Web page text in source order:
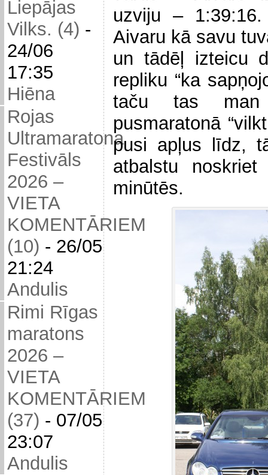
Liepājas
Vilks. (4) -
24/06
17:35
Hiēna
Rojas
Ultramaratona
Festivāls
2026 –
VIETA
KOMENTĀRIEM
(10) - 26/05
21:24
Andulis
Rimi Rīgas
maratons
2026 –
VIETA
KOMENTĀRIEM
(37) - 07/05
23:07
Andulis
uzviju –
Aivaru kā savu
un tādēļ izteicu
repliku “ka
taču tas man
pusmaratonā
pusi apļus līdz,
atbalstu
minūtēs.